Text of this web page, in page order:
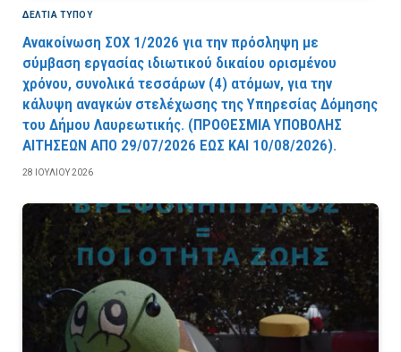
ΔΕΛΤΙΑ ΤΥΠΟΥ
Ανακοίνωση ΣΟΧ 1/2026 για την πρόσληψη με
σύμβαση εργασίας ιδιωτικού δικαίου ορισμένου
χρόνου, συνολικά τεσσάρων (4) ατόμων, για την
κάλυψη αναγκών στελέχωσης της Υπηρεσίας Δόμησης
του Δήμου Λαυρεωτικής. (ΠPOΘEΣMIA YΠOBOΛHΣ
AITHΣEΩN AΠO 29/07/2026 EΩΣ KAI 10/08/2026).
28 ΙΟΥΛΊΟΥ 2026